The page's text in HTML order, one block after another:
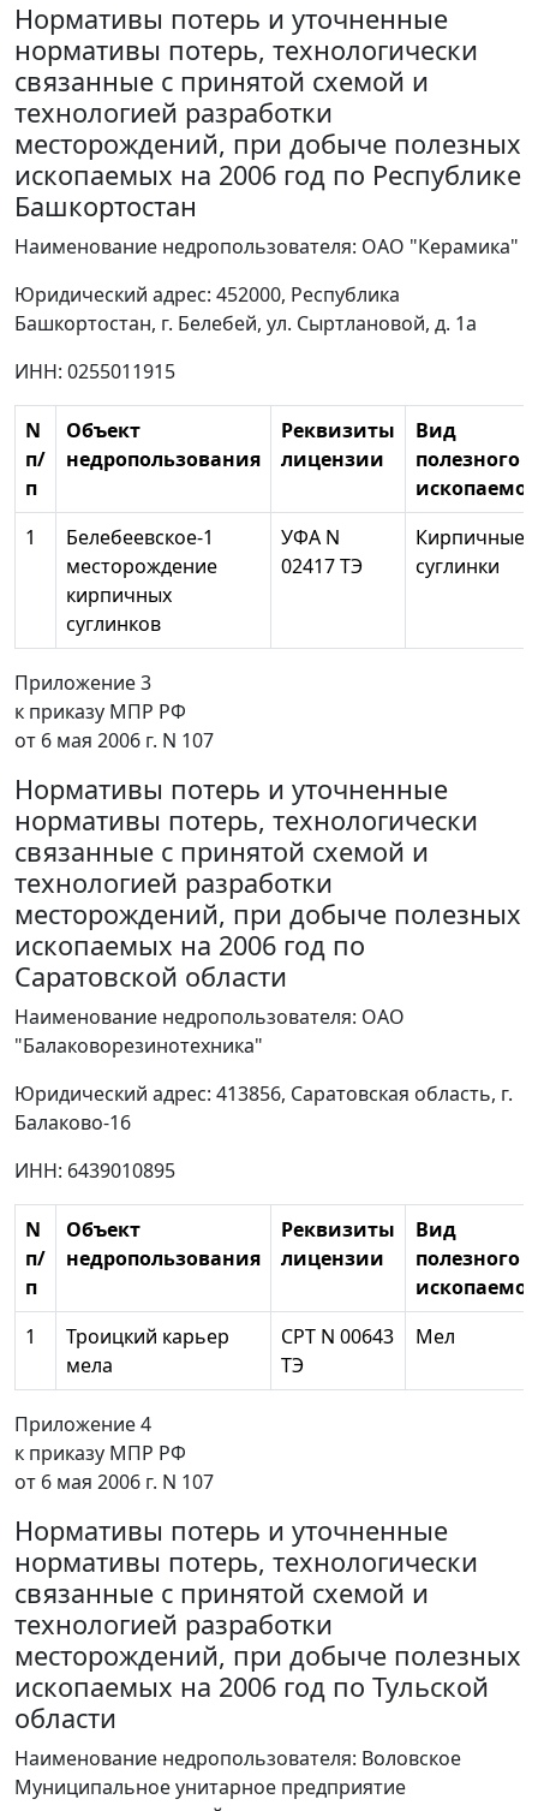
Нормативы потерь и уточненные
нормативы потерь, технологически
связанные с принятой схемой и
технологией разработки
месторождений, при добыче полезных
ископаемых на 2006 год по Республике
Башкортостан
Наименование недропользователя: ОАО "Керамика"
Юридический адрес: 452000, Республика
Башкортостан, г. Белебей, ул. Сыртлановой, д. 1а
ИНН: 0255011915
N
п/
п
Объект
недропользования
Реквизиты
лицензии
Вид
полезного
1
Белебеевское-1
месторождение
кирпичных
суглинков
УФА N
02417 ТЭ
Кирпичные
суглинки
Приложение 3
к приказу МПР РФ
от 6 мая 2006 г. N 107
Нормативы потерь и уточненные
нормативы потерь, технологически
связанные с принятой схемой и
технологией разработки
месторождений, при добыче полезных
ископаемых на 2006 год по
Саратовской области
Наименование недропользователя: ОАО
"Балаковорезинотехника"
Юридический адрес: 413856, Саратовская область, г.
Балаково-16
ИНН: 6439010895
N
п/
п
Объект
недропользования
Реквизиты
лицензии
Вид
полезного
1
Троицкий карьер
мела
СРТ N 00643
ТЭ
Мел
Приложение 4
к приказу МПР РФ
от 6 мая 2006 г. N 107
Нормативы потерь и уточненные
нормативы потерь, технологически
связанные с принятой схемой и
технологией разработки
месторождений, при добыче полезных
ископаемых на 2006 год по Тульской
области
Наименование недропользователя: Воловское
Муниципальное унитарное предприятие